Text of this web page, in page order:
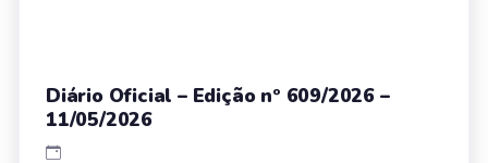
Diário Oficial – Edição nº 609/2026 –
11/05/2026